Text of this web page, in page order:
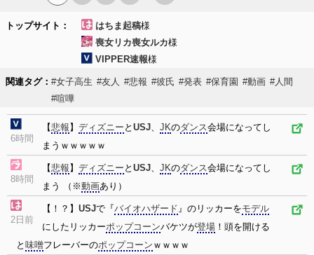
トップサイト： はちま起稿様
喪女リカ喪女ルカ様
VIPPER速報様
関連タグ： #女子高生 #友人 #悲報 #彼氏 #発表 #保育園 #動画 #人間
#喧嘩
6時間
【悲報 】 ディズニー と USJ、 JKのダンス会場になってし
まうｗｗｗｗｗ
8時間
【悲報 】 ディズニー と USJ、 JKのダンス会場になってし
まう （※動画あり）
2日前
【！？】 USJで『バイオハザード』のリッカーをモデル
にしたリッカーポップコーンバケツが登場 ！頭を開ける
と 味噌フレーバーのポップコーン ｗｗｗｗ